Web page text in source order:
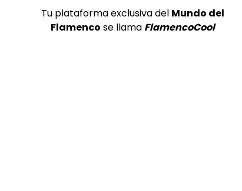
Tu plataforma exclusiva del Mundo del
Flamenco se llama FlamencoCool